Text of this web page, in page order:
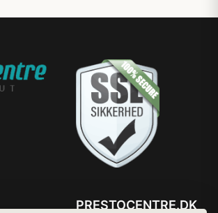
PRESTOCENTRE.DK